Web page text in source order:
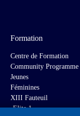
Formation
Centre de Formation
Community Programme
Jeunes
Féminines
XIII Fauteuil
Elite 1